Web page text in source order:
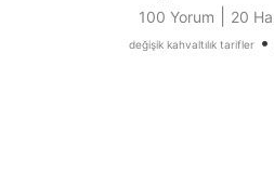
100 Yorum 20
değişik kahvaltılık tarifler •